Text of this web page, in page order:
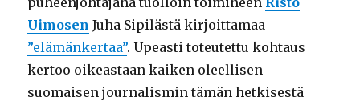
Uimosen Juha Sipilästä kirjoittamaa
”elämänkertaa”. Upeasti toteutettu kohtaus
kertoo oikeastaan kaiken oleellisen
suomaisen journalismin tämän hetkisestä